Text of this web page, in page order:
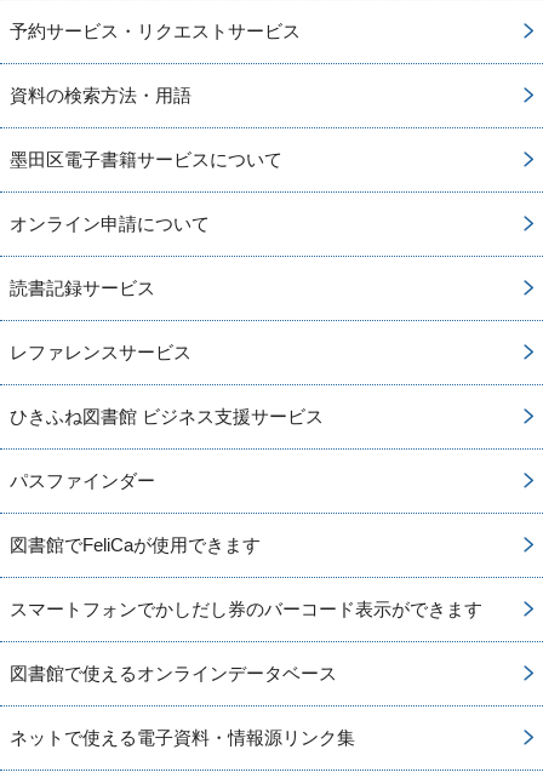
予約サービス・リクエストサービス
資料の検索方法・用語
墨田区電子書籍サービスについて
オンライン申請について
読書記録サービス
レファレンスサービス
ひきふね図書館 ビジネス支援サービス
パスファインダー
図書館でFeliCaが使用できます
スマートフォンでかしだし券のバーコード表示ができます
図書館で使えるオンラインデータベース
ネットで使える電子資料・情報源リンク集